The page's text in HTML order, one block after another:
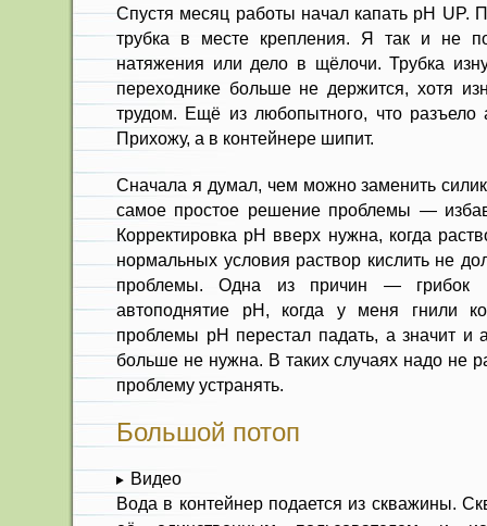
Спустя месяц работы начал капать pH UP.
трубка в месте крепления. Я так и не
натяжения или дело в щёлочи. Трубка
переходнике больше не держится, хотя
трудом. Ещё из любопытного, что
Прихожу, а в контейнере шипит.
Сначала я думал, чем можно заменить
самое простое решение проблемы —
Корректировка pH вверх нужна, когда
нормальных условия раствор кислить не
проблемы. Одна из причин — грибок
автоподнятие pH, когда у меня гнили
проблемы pH перестал падать, а значит и
больше не нужна. В таких случаях надо не
проблему устранять.
Большой потоп
Видео
Вода в контейнер подается из скважины.